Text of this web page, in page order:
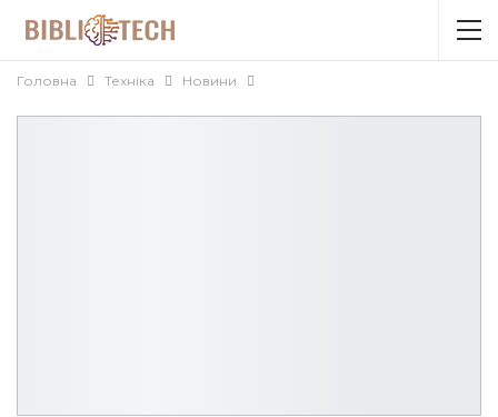
Головна Техніка Новини